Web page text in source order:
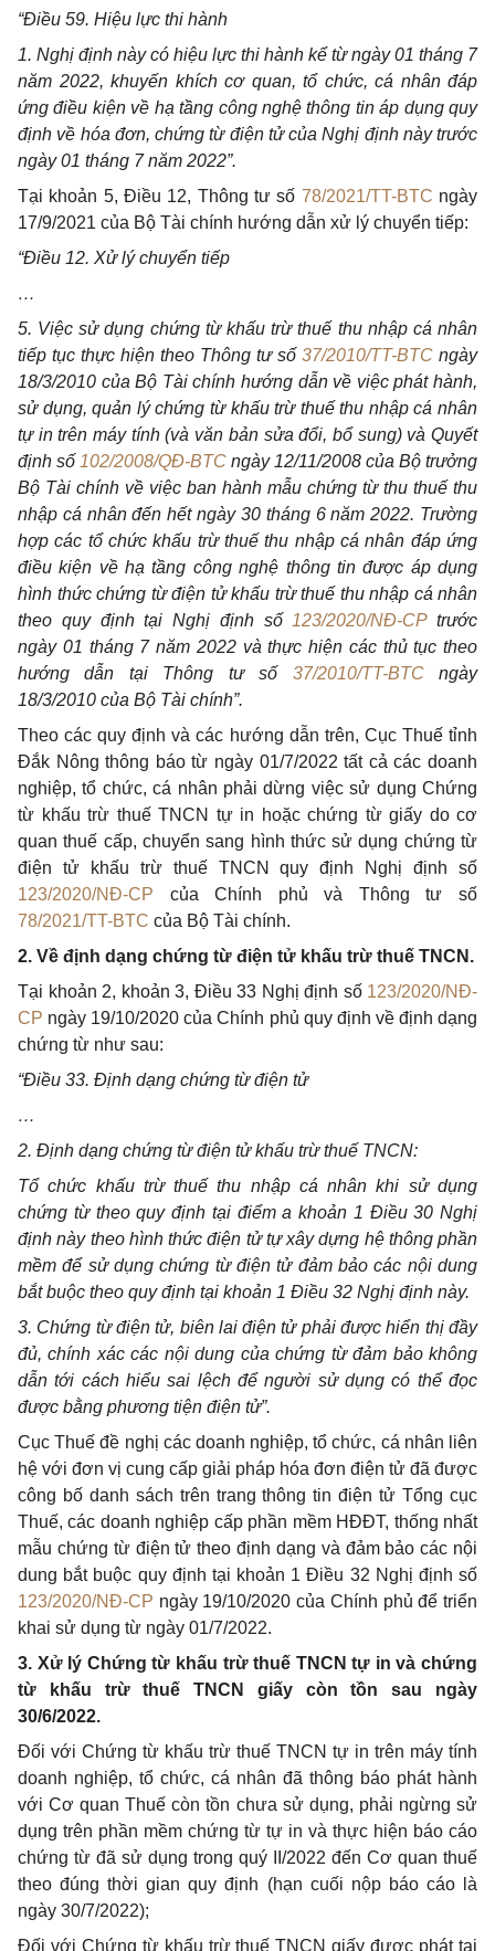
“Điều 59. Hiệu lực thi hành
1. Nghị định này có hiệu lực thi hành kể từ ngày 01 tháng 7
năm 2022, khuyến khích cơ quan, tổ chức, cá nhân đáp
ứng điều kiện về hạ tầng công nghệ thông tin áp dụng quy
định về hóa đơn, chứng từ điện tử của Nghị định này trước
ngày 01 tháng 7 năm 2022”.
Tại khoản 5, Điều 12, Thông tư số 78/2021/TT-BTC ngày
17/9/2021 của Bộ Tài chính hướng dẫn xử lý chuyển tiếp:
“Điều 12. Xử lý chuyển tiếp
…
5. Việc sử dụng chứng từ khấu trừ thuế thu nhập cá nhân
tiếp tục thực hiện theo Thông tư số 37/2010/TT-BTC ngày
18/3/2010 của Bộ Tài chính hướng dẫn về việc phát hành,
sử dụng, quản lý chứng từ khấu trừ thuế thu nhập cá nhân
tự in trên máy tính (và văn bản sửa đổi, bổ sung) và Quyết
định số 102/2008/QĐ-BTC ngày 12/11/2008 của Bộ trưởng
Bộ Tài chính về việc ban hành mẫu chứng từ thu thuế thu
nhập cá nhân đến hết ngày 30 tháng 6 năm 2022. Trường
hợp các tổ chức khấu trừ thuế thu nhập cá nhân đáp ứng
điều kiện về hạ tầng công nghệ thông tin được áp dụng
hình thức chứng từ điện tử khấu trừ thuế thu nhập cá nhân
theo quy định tại Nghị định số 123/2020/NĐ-CPtrước
ngày 01 tháng 7 năm 2022 và thực hiện các thủ tục theo
hướng dẫn tại Thông tư số 37/2010/TT-BTCngày
18/3/2010 của Bộ Tài chính”.
Theo các quy định và các hướng dẫn trên, Cục Thuế tỉnh
Đắk Nông thông báo từ ngày 01/7/2022 tất cả các doanh
nghiệp, tổ chức, cá nhân phải dừng việc sử dụng Chứng
từ khấu trừ thuế TNCN tự in hoặc chứng từ giấy do cơ
quan thuế cấp, chuyển sang hình thức sử dụng chứng từ
điện tử khấu trừ thuế TNCN quy định Nghị định số
123/2020/NĐ-CP của Chính phủ và Thông tư số
78/2021/TT-BTC của Bộ Tài chính.
2. Về định dạng chứng từ điện tử khấu trừ thuế TNCN.
Tại khoản 2, khoản 3, Điều 33 Nghị định số 123/2020/NĐ-
CP ngày 19/10/2020 của Chính phủ quy định về định dạng
chứng từ như sau:
“Điều 33. Định dạng chứng từ điện tử
…
2. Định dạng chứng từ điện tử khấu trừ thuế TNCN:
Tổ chức khấu trừ thuế thu nhập cá nhân khi sử dụng
chứng từ theo quy định tại điểm a khoản 1 Điều 30 Nghị
định này theo hình thức điện tử tự xây dựng hệ thông phần
mềm để sử dụng chứng từ điện tử đảm bảo các nội dung
bắt buộc theo quy định tại khoản 1 Điều 32 Nghị định này.
3. Chứng từ điện tử, biên lai điện tử phải được hiển thị đầy
đủ, chính xác các nội dung của chứng từ đảm bảo không
dẫn tới cách hiểu sai lệch để người sử dụng có thể đọc
được bằng phương tiện điện tử”.
Cục Thuế đề nghị các doanh nghiệp, tổ chức, cá nhân liên
hệ với đơn vị cung cấp giải pháp hóa đơn điện tử đã được
công bố danh sách trên trang thông tin điện tử Tổng cục
Thuế, các doanh nghiệp cấp phần mềm HĐĐT, thống nhất
mẫu chứng từ điện tử theo định dạng và đảm bảo các nội
dung bắt buộc quy định tại khoản 1 Điều 32 Nghị định số
123/2020/NĐ-CP ngày 19/10/2020 của Chính phủ để triển
khai sử dụng từ ngày 01/7/2022.
3. Xử lý Chứng từ khấu trừ thuế TNCN tự in và chứng
từ khấu trừ thuế TNCN giấy còn tồn sau ngày
30/6/2022.
Đối với Chứng từ khấu trừ thuế TNCN tự in trên máy tính
doanh nghiệp, tổ chức, cá nhân đã thông báo phát hành
với Cơ quan Thuế còn tồn chưa sử dụng, phải ngừng sử
dụng trên phần mềm chứng từ tự in và thực hiện báo cáo
chứng từ đã sử dụng trong quý II/2022 đến Cơ quan thuế
theo đúng thời gian quy định (hạn cuối nộp báo cáo là
ngày 30/7/2022);
Đối với Chứng từ khấu trừ thuế TNCN giấy được phát tại